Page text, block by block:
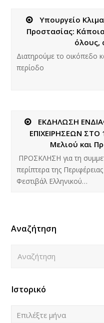
Υπουργείο
Προστασίας:
όλους,
Διατηρούμε το οικόπεδο
περίοδο
ΕΚΔΗΛΩΣΗ
ΕΠΙΧΕΙΡΗΣΕΩΝ ΣΤΟ
Μελιού και
ΠΡΟΣΚΛΗΣΗ για τη
περίπτερα της
Φεστιβάλ Ελληνικού…
Αναζήτηση
Ιστορικό
Ιστορικό
Επιλέξτε μήνα